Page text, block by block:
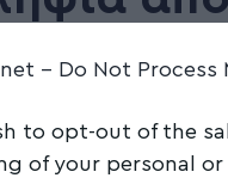
- Do Not Process
to opt-out of the
of your personal
Share